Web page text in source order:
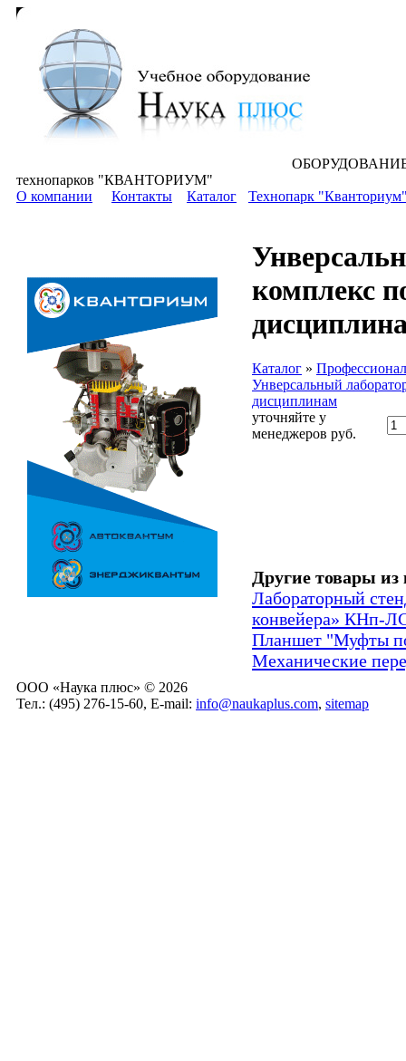
ОБОРУДОВАНИЕ для всех уровней
технопарков "КВАНТОРИУМ"
О компании
Контакты Каталог Технопарк
комплекс
Каталог »
Унверсальный
дисциплинам
уточняйте у
менеджеров руб.
Другие товары из
Лабораторный
конвейера» КНп-
Планшет "Муфты
Механические
ООО «Наука плюс» © 2026
Тел.: (495) 276-15-60, E-mail: info@naukaplus.com, sitemap